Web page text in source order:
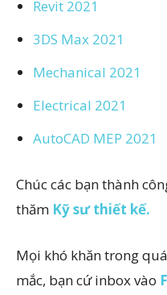
Revit 2021
3DS Max 2021
Mechanical 2021
Electrical 2021
AutoCAD MEP 2021
Chúc các bạn thành
thăm Kỹ sư thiết kế.
Mọi khó khăn trong
mắc, bạn cứ inbox vào